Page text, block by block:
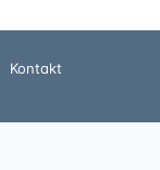
Kontakt